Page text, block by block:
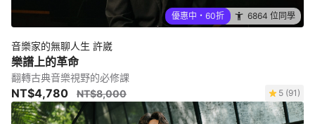
優惠中・60折 6864 位同學
音樂家的無聊人生 許崴
樂譜上的革命
翻轉古典音樂視野的必修課
NT$4,780 NT$8,000 5 (91)